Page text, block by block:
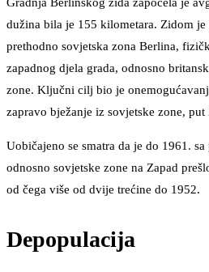
dužina bila je 155 kilometara. Zidom
prethodno sovjetska zona Berlina,
zapadnog djela grada, odnosno
zone. Ključni cilj bio je
zapravo bježanje iz sovjetske zone, put
Uobičajeno se smatra da je do 1961.
odnosno sovjetske zone na Zapad
od čega više od dvije trećine do
Depopulacija